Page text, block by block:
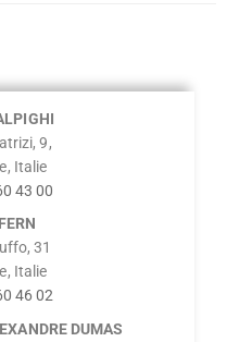
9,
Italie
43 00
31
Italie
46 02
DUMAS